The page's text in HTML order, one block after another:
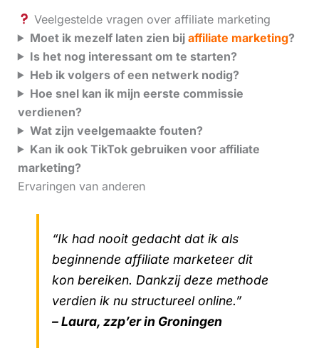
Veelgestelde vragen over affiliate marketing
Moet ik mezelf laten zien bij affiliate marketing?
Is het nog interessant om te starten?
Heb ik volgers of een netwerk nodig?
Hoe snel kan ik mijn eerste commissie
verdienen?
Wat zijn veelgemaakte fouten?
Kan ik ook TikTok gebruiken voor affiliate
marketing?
Ervaringen van anderen
“Ik had nooit gedacht dat ik als
beginnende affiliate marketeer dit
kon bereiken. Dankzij deze methode
verdien ik nu structureel online.”
– Laura, zzp’er in Groningen